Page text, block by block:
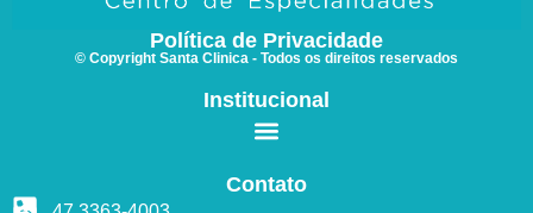
Política de Privacidade
© Copyright Santa Clinica - Todos os direitos reservados
Institucional
Contato